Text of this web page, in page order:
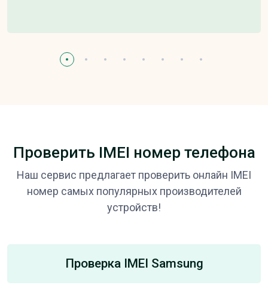
Проверить IMEI номер телефона
Наш сервис предлагает проверить онлайн IMEI
номер самых популярных производителей
устройств!
Проверка IMEI Samsung